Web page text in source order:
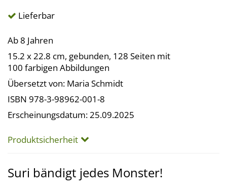
Lieferbar
Ab 8 Jahren
15.2 x 22.8 cm, gebunden, 128 Seiten mit
100 farbigen Abbildungen
Übersetzt von: Maria Schmidt
ISBN 978-3-98962-001-8
Erscheinungsdatum: 25.09.2025
Produktsicherheit
Suri bändigt jedes Monster!